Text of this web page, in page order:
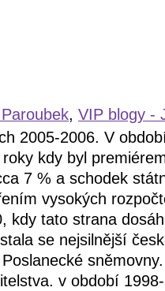
, VIP blogy -
2005-2006. V
kdy byl
7 % a schodek
vysokých
kdy tato strana
se nejsilnější
v období